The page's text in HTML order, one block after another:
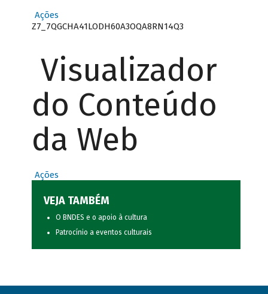
Ações
Z7_7QGCHA41LODH60A3OQA8RN14Q3
Visualizador
do Conteúdo
da Web
Ações
VEJA TAMBÉM
O BNDES e o apoio à cultura
Patrocínio a eventos culturais